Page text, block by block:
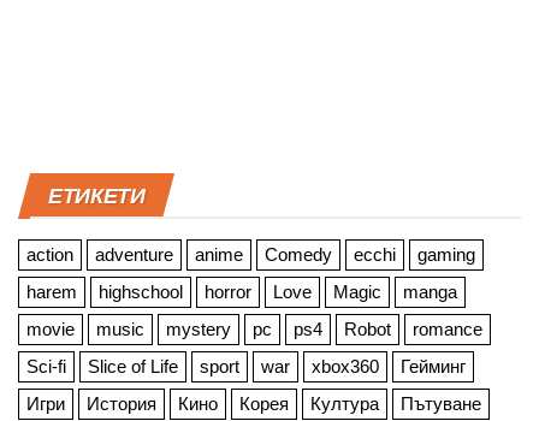
ЕТИКЕТИ
action adventure anime Comedy ecchi
gaming
harem
highschool horror Love Magic
manga
movie
music mystery pc ps4 Robot
romance
Sci-fi
Slice of Life sport war xbox360
Гейминг
Игри
История Кино Корея Култура
Пътуване